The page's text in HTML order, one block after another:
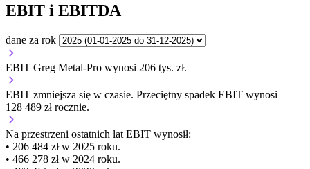
EBIT i EBITDA
dane za rok
EBIT Greg Metal-Pro wynosi 206 tys. zł.
EBIT zmniejsza się w czasie. Przeciętny spadek EBIT wynosi
128 489 zł rocznie.
Na przestrzeni ostatnich lat EBIT wynosił:
• 206 484 zł w 2025 roku.
• 466 278 zł w 2024 roku.